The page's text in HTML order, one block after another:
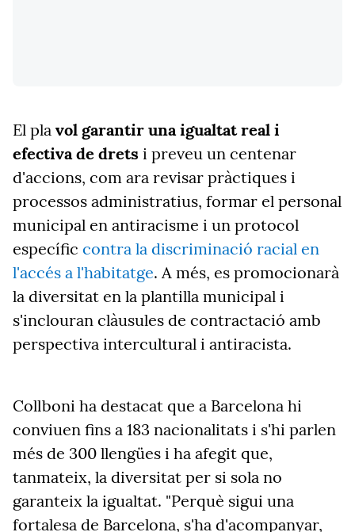
El pla vol garantir una igualtat real i
efectiva de drets i preveu un centenar
d'accions, com ara revisar pràctiques i
processos administratius, formar el personal
municipal en antiracisme i un protocol
específic contra la discriminació racial en
l'accés a l'habitatge. A més, es promocionarà
la diversitat en la plantilla municipal i
s'inclouran clàusules de contractació amb
perspectiva intercultural i antiracista.
Collboni ha destacat que a Barcelona hi
conviuen fins a 183 nacionalitats i s'hi parlen
més de 300 llengües i ha afegit que,
tanmateix, la diversitat per si sola no
garanteix la igualtat. "Perquè sigui una
fortalesa de Barcelona, s'ha d'acompanyar,